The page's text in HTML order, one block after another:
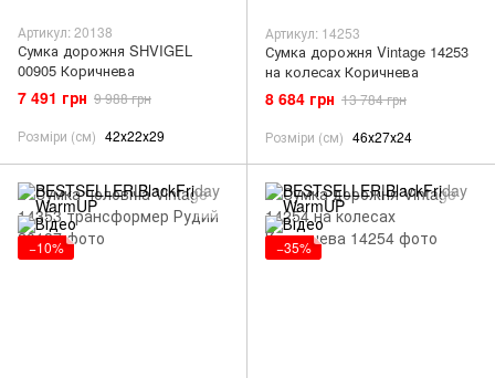
Артикул: 20138
Сумка дорожня SHVIGEL
00905 Коричнева
7 491 грн 9 988 грн
Розміри (см) 42х22х29
Артикул: 14253
Сумка дорожня Vintage 14253
на колесах Коричнева
8 684 грн 13 784 грн
Розміри (см) 46х27х24
−10% −35%